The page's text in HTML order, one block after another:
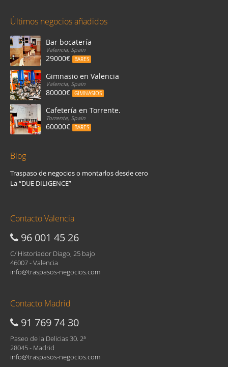
Últimos negocios añadidos
Bar bocatería
Valencia, Spain
29000€ BARES
Gimnasio en Valencia
Valencia, Spain
80000€ GIMNASIOS
Cafetería en Torrente.
Torrente, Spain
60000€ BARES
Blog
Traspaso de negocios o montarlos desde cero
La “DUE DILIGENCE”
Contacto Valencia
96 001 45 26
C/ Historiador Diago, 25 bajo
46007 - Valencia
info@traspasos-negocios.com
Contacto Madrid
91 769 74 30
Paseo de la Delicias 30. 2ª
28045 - Madrid
info@traspasos-negocios.com